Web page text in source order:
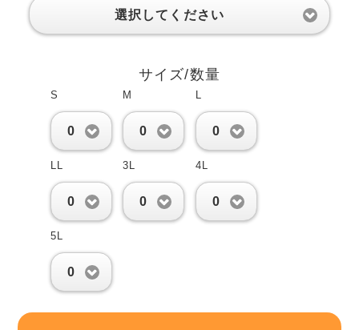
選択してください
サイズ/数量
S
0
M
0
L
0
LL
0
3L
0
4L
0
5L
0